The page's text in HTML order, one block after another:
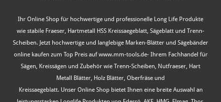
Ihr Online Shop für hochwertige und professionelle Long Life Produkte
wie stabile Fraeser, Hartmetall HSS Kreissaegeblatt, Sägeblatt und Trenn-
Scheiben. Jetzt hochwertige und langlebige Marken-Blätter und Sägebänder
online kaufen zum Top Preis auf www.mm-tools.de- Ihrem Fachhandel für
Sägen, Kreissägen und Zubehör wie Trenn-Scheiben, Nutfraeser, Hart
Metall Blätter, Holz Blätter, Oberfräse und
Kreissaegeblatt. Unser Online Shop bietet Ihnen eine breite Auswahl an